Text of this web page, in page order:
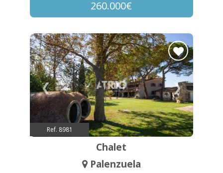
260.000€
❮ ❯
Ref. 8981
Chalet
Palenzuela